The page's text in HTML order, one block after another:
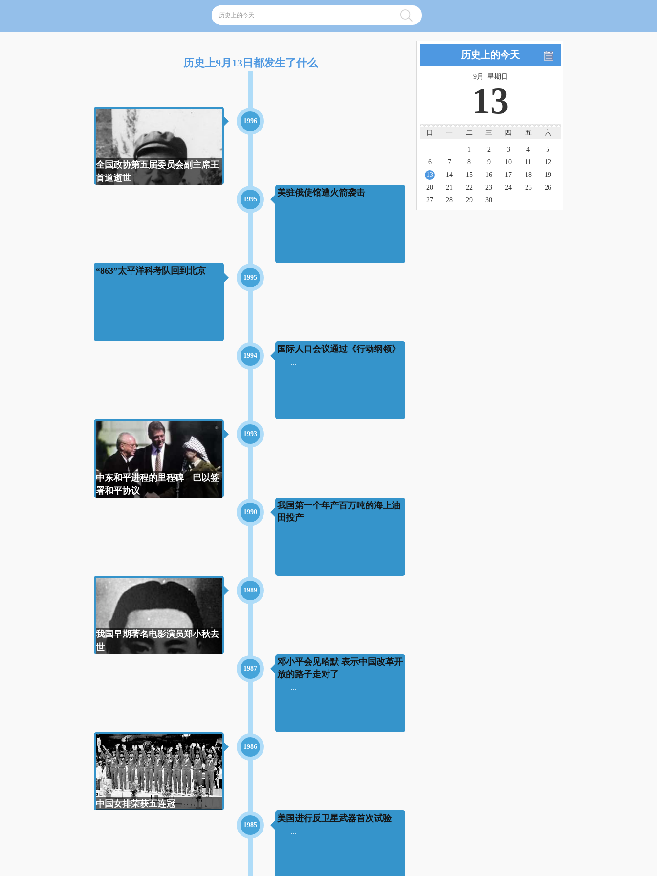
历史上9月13日都发生了什么
1996
全国政协第五届委员会副主席王
首道逝世
1995
美驻俄使馆遭火箭袭击
...
1995
“863”太平洋科考队回到北京
...
1994
国际人口会议通过《行动纲领》
...
1993
中东和平进程的里程碑 巴以签
署和平协议
1990
我国第一个年产百万吨的海上油
田投产
...
1989
我国早期著名电影演员郑小秋去
世
1987
邓小平会见哈默 表示中国改革开
放的路子走对了
...
1986
中国女排荣获五连冠
1985
美国进行反卫星武器首次试验
...
历史上的今天
9月 星期日
13
日 一 二 三 四 五 六
1 2 3 4
5
6
7 8 9 10 11
12
13
14 15 16 17 18
19
20
21 22 23 24 25
26
27
28 29 30